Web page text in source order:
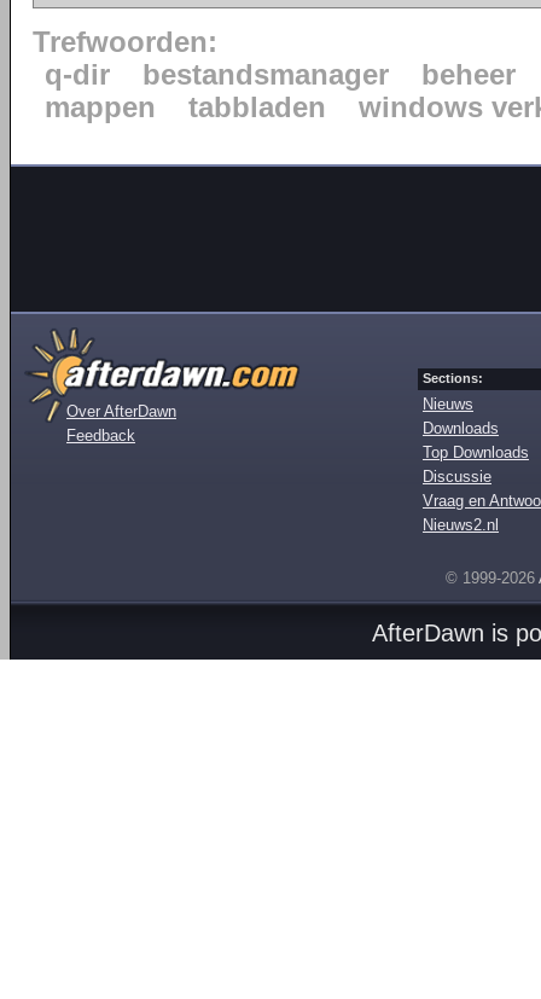
Trefwoorden:
q-dir
bestandsmanager
beheer
mappen
tabbladen windows
Over AfterDawn
Feedback
Sections:
Nieuws
Downloads
Top Downloads
Discussie
Vraag en
Nieuws2.nl
© 1999-2026
AfterDawn is